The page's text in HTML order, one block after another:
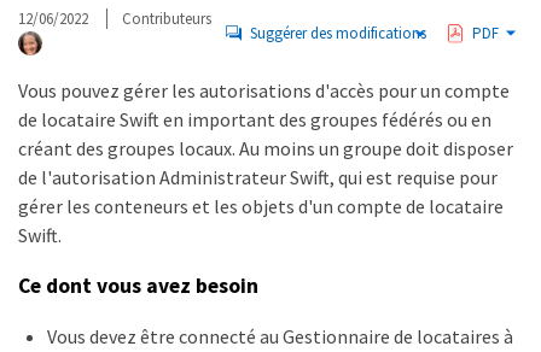
12/06/2022 Contributeurs
Suggérer des modifications PDF
Vous pouvez gérer les autorisations d'accès pour un compte
de locataire Swift en important des groupes fédérés ou en
créant des groupes locaux. Au moins un groupe doit disposer
de l'autorisation Administrateur Swift, qui est requise pour
gérer les conteneurs et les objets d'un compte de locataire
Swift.
Ce dont vous avez besoin
Vous devez être connecté au Gestionnaire de locataires à